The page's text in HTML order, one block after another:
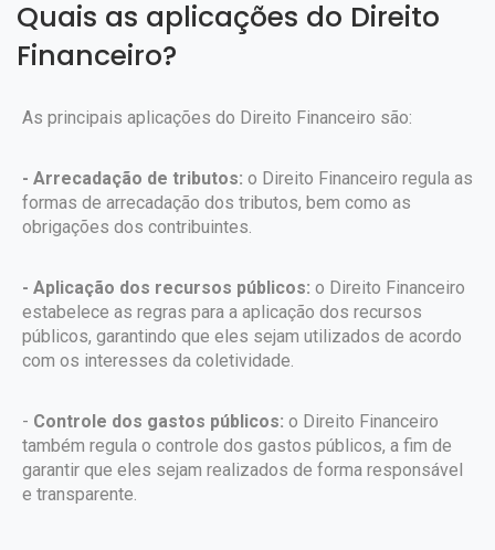
Quais as aplicações do Direito
Financeiro?
As principais aplicações do Direito Financeiro são:
- Arrecadação de tributos: o Direito Financeiro regula as
formas de arrecadação dos tributos, bem como as
obrigações dos contribuintes.
- Aplicação dos recursos públicos: o Direito Financeiro
estabelece as regras para a aplicação dos recursos
públicos, garantindo que eles sejam utilizados de acordo
com os interesses da coletividade.
- Controle dos gastos públicos: o Direito Financeiro
também regula o controle dos gastos públicos, a fim de
garantir que eles sejam realizados de forma responsável
e transparente.